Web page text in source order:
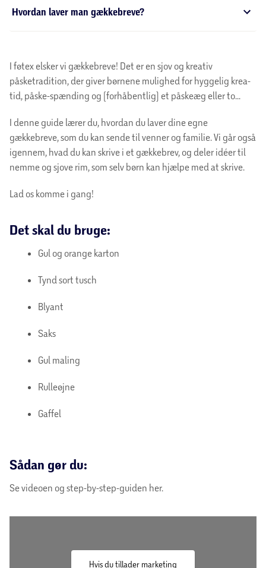
Hvordan laver man gækkebreve?
I føtex elsker vi gækkebreve! Det er en sjov og kreativ
påsketradition, der giver børnene mulighed for hyggelig krea-
tid, påske-spænding og (forhåbentlig) et påskeæg eller to...
I denne guide lærer du, hvordan du laver dine egne
gækkebreve, som du kan sende til venner og familie. Vi går også
igennem, hvad du kan skrive i et gækkebrev, og deler idéer til
nemme og sjove rim, som selv børn kan hjælpe med at skrive.
Lad os komme i gang!
Det skal du bruge:
Gul og orange karton
Tynd sort tusch
Blyant
Saks
Gul maling
Rulleøjne
Gaffel
Sådan gør du:
Se videoen og step-by-step-guiden her.
Hvis du tillader marketing